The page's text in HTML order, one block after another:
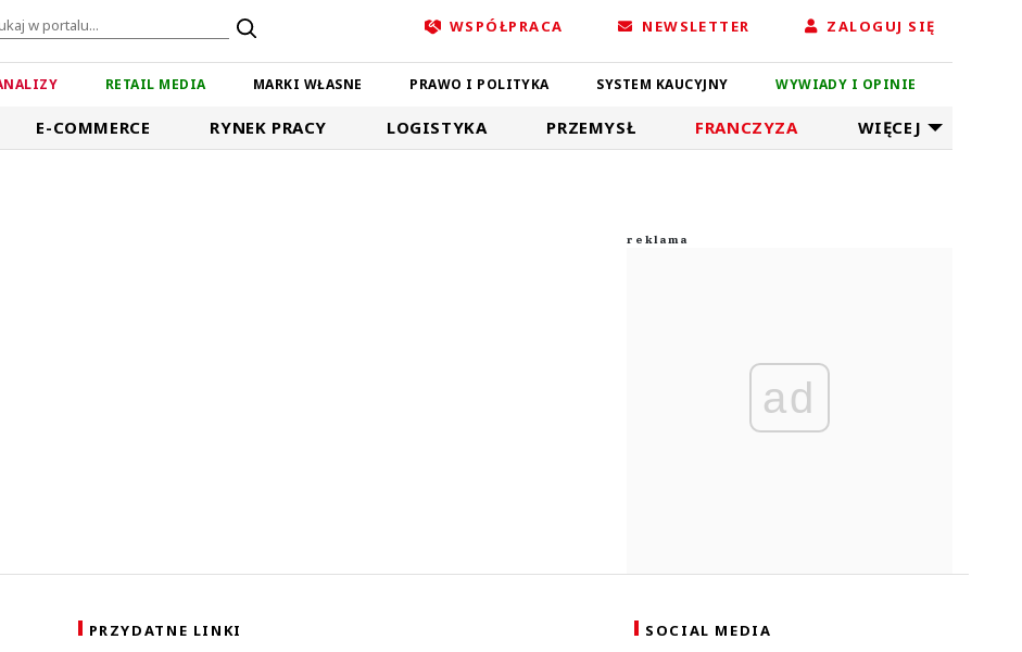
WSPÓŁPRACA NEWSLETTER ZALOGUJ SIĘ
RETAIL MEDIA MARKI WŁASNE PRAWO I POLITYKA SYSTEM KAUCYJNY WYWIADY I OPINIE
E-COMMERCE RYNEK PRACY LOGISTYKA PRZEMYSŁ FRANCZYZA WIĘCEJ
ad
PRZYDATNE LINKI SOCIAL MEDIA